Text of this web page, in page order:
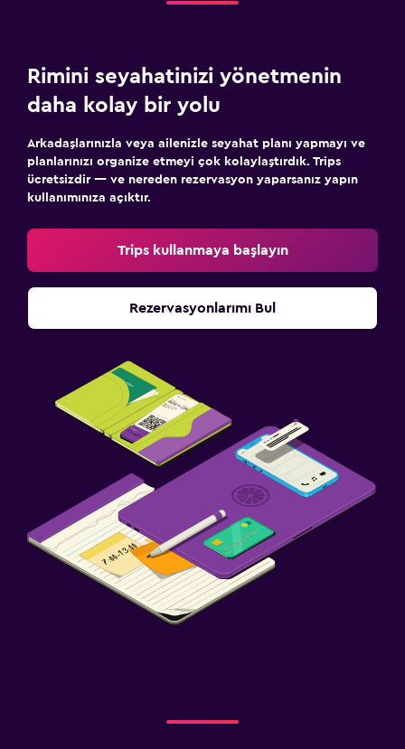
Rimini seyahatinizi yönetmenin
daha kolay bir yolu
Arkadaşlarınızla veya ailenizle seyahat planı yapmayı ve
planlarınızı organize etmeyi çok kolaylaştırdık. Trips
ücretsizdir — ve nereden rezervasyon yaparsanız yapın
kullanımınıza açıktır.
Trips kullanmaya başlayın
Rezervasyonlarımı Bul